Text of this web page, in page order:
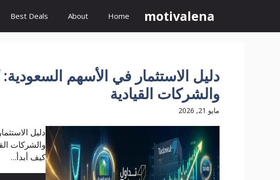
المحتوى
motivalena
Home
About
Best Deals
دليل الاستثمار في الأسهم
والشركات القيادية
مايو 21, 2026
دليل
والشركات
كيف أبدأ...